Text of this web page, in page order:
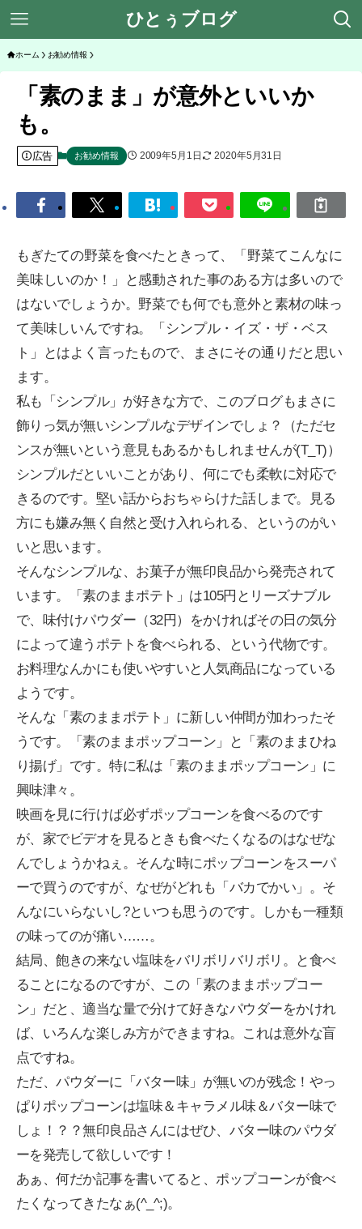
ひとぅブログ
ホーム お勧め情報
「素のまま」が意外といいか
も。
広告 お勧め情報 2009年5月1日 2020年5月31日
もぎたての野菜を食べたときって、「野菜てこんなに
美味しいのか！」と感動された事のある方は多いので
はないでしょうか。野菜でも何でも意外と素材の味っ
て美味しいんですね。「シンプル・イズ・ザ・ベス
ト」とはよく言ったもので、まさにその通りだと思い
ます。
私も「シンプル」が好きな方で、このブログもまさに
飾りっ気が無いシンプルなデザインでしょ？（ただセ
ンスが無いという意見もあるかもしれませんが(T_T)）
シンプルだといいことがあり、何にでも柔軟に対応で
きるのです。堅い話からおちゃらけた話しまで。見る
方にも嫌み無く自然と受け入れられる、というのがい
いと思います。
そんなシンプルな、お菓子が無印良品から発売されて
います。「素のままポテト」は105円とリーズナブル
で、味付けパウダー（32円）をかければその日の気分
によって違うポテトを食べられる、という代物です。
お料理なんかにも使いやすいと人気商品になっている
ようです。
そんな「素のままポテト」に新しい仲間が加わったそ
うです。「素のままポップコーン」と「素のままひね
り揚げ」です。特に私は「素のままポップコーン」に
興味津々。
映画を見に行けば必ずポップコーンを食べるのです
が、家でビデオを見るときも食べたくなるのはなぜな
んでしょうかねぇ。そんな時にポップコーンをスーパ
ーで買うのですが、なぜがどれも「バカでかい」。そ
んなにいらないし?といつも思うのです。しかも一種類
の味ってのが痛い……。
結局、飽きの来ない塩味をバリボリバリボリ。と食べ
ることになるのですが、この「素のままポップコー
ン」だと、適当な量で分けて好きなパウダーをかけれ
ば、いろんな楽しみ方ができますね。これは意外な盲
点ですね。
ただ、パウダーに「バター味」が無いのが残念！やっ
ぱりポップコーンは塩味＆キャラメル味＆バター味で
しょ！？？無印良品さんにはぜひ、バター味のパウダ
ーを発売して欲しいです！
あぁ、何だか記事を書いてると、ポップコーンが食べ
たくなってきたなぁ(^_^;)。